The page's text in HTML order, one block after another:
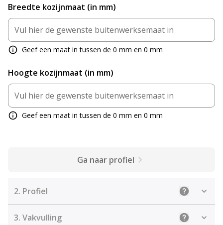
Breedte kozijnmaat (in mm)
Geef een maat in tussen de 0 mm en 0 mm
Hoogte kozijnmaat (in mm)
Geef een maat in tussen de 0 mm en 0 mm
Ga naar profiel
2. Profiel Uitleg:
3. Vakvulling Uitleg: De